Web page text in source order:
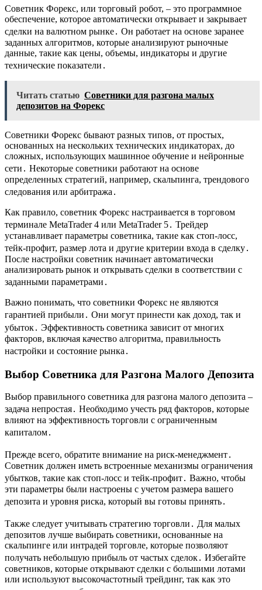
Советник Форекс, или торговый робот, – это программное
обеспечение, которое автоматически открывает и закрывает
сделки на валютном рынке․ Он работает на основе заранее
заданных алгоритмов, которые анализируют рыночные
данные, такие как цены, объемы, индикаторы и другие
технические показатели․
Читать статью Советники для разгона малых
депозитов на Форекс
Советники Форекс бывают разных типов, от простых,
основанных на нескольких технических индикаторах, до
сложных, использующих машинное обучение и нейронные
сети․ Некоторые советники работают на основе
определенных стратегий, например, скальпинга, трендового
следования или арбитража․
Как правило, советник Форекс настраивается в торговом
терминале MetaTrader 4 или MetaTrader 5․ Трейдер
устанавливает параметры советника, такие как стоп-лосс,
тейк-профит, размер лота и другие критерии входа в сделку․
После настройки советник начинает автоматически
анализировать рынок и открывать сделки в соответствии с
заданными параметрами․
Важно понимать, что советники Форекс не являются
гарантией прибыли․ Они могут принести как доход, так и
убыток․ Эффективность советника зависит от многих
факторов, включая качество алгоритма, правильность
настройки и состояние рынка․
Выбор Советника для Разгона Малого Депозита
Выбор правильного советника для разгона малого депозита –
задача непростая․ Необходимо учесть ряд факторов, которые
влияют на эффективность торговли с ограниченным
капиталом․
Прежде всего, обратите внимание на риск-менеджмент․
Советник должен иметь встроенные механизмы ограничения
убытков, такие как стоп-лосс и тейк-профит․ Важно, чтобы
эти параметры были настроены с учетом размера вашего
депозита и уровня риска, который вы готовы принять․
Также следует учитывать стратегию торговли․ Для малых
депозитов лучше выбирать советники, основанные на
скальпинге или интрадей торговле, которые позволяют
получать небольшую прибыль от частых сделок․ Избегайте
советников, которые открывают сделки с большими лотами
или используют высокочастотный трейдинг, так как это